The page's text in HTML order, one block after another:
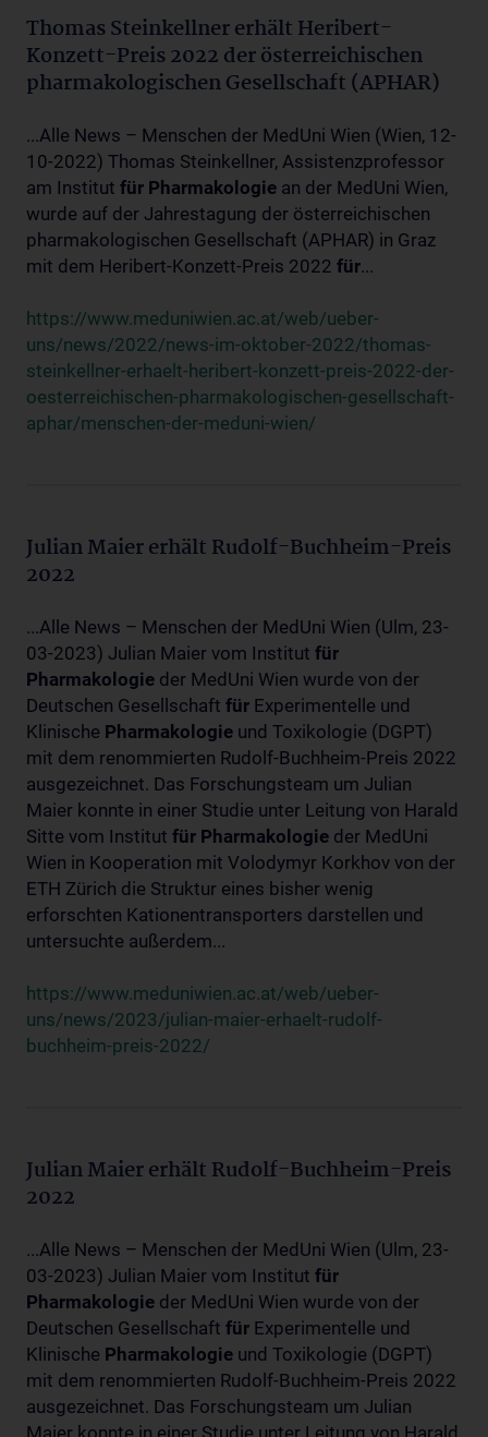
Thomas Steinkellner erhält Heribert-
Konzett-Preis 2022 der österreichischen
pharmakologischen Gesellschaft (APHAR)
...Alle News – Menschen der MedUni Wien (Wien, 12-
10-2022) Thomas Steinkellner, Assistenzprofessor
am Institut für Pharmakologie an der MedUni Wien,
wurde auf der Jahrestagung der österreichischen
pharmakologischen Gesellschaft (APHAR) in Graz
mit dem Heribert-Konzett-Preis 2022 für...
https://www.meduniwien.ac.at/web/ueber-
uns/news/2022/news-im-oktober-2022/thomas-
steinkellner-erhaelt-heribert-konzett-preis-2022-der-
oesterreichischen-pharmakologischen-gesellschaft-
aphar/menschen-der-meduni-wien/
Julian Maier erhält Rudolf-Buchheim-Preis
2022
...Alle News – Menschen der MedUni Wien (Ulm, 23-
03-2023) Julian Maier vom Institut für
Pharmakologie der MedUni Wien wurde von der
Deutschen Gesellschaft für Experimentelle und
Klinische Pharmakologie und Toxikologie (DGPT)
mit dem renommierten Rudolf-Buchheim-Preis 2022
ausgezeichnet. Das Forschungsteam um Julian
Maier konnte in einer Studie unter Leitung von Harald
Sitte vom Institut für Pharmakologie der MedUni
Wien in Kooperation mit Volodymyr Korkhov von der
ETH Zürich die Struktur eines bisher wenig
erforschten Kationentransporters darstellen und
untersuchte außerdem...
https://www.meduniwien.ac.at/web/ueber-
uns/news/2023/julian-maier-erhaelt-rudolf-
buchheim-preis-2022/
Julian Maier erhält Rudolf-Buchheim-Preis
2022
...Alle News – Menschen der MedUni Wien (Ulm, 23-
03-2023) Julian Maier vom Institut für
Pharmakologie der MedUni Wien wurde von der
Deutschen Gesellschaft für Experimentelle und
Klinische Pharmakologie und Toxikologie (DGPT)
mit dem renommierten Rudolf-Buchheim-Preis 2022
ausgezeichnet. Das Forschungsteam um Julian
Maier konnte in einer Studie unter Leitung von Harald